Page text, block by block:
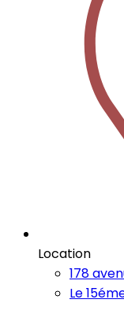
Location
178
Le